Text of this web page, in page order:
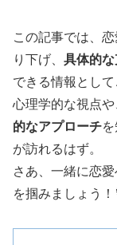
この記事では、
り下げ、 具体的
できる情報として
心理学的な視点
的なアプローチ
が訪れるはず。
さあ、一緒に恋
を掴みましょう！